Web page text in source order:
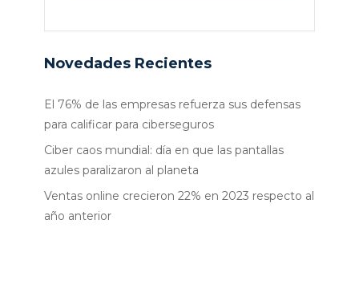
Novedades Recientes
El 76% de las empresas refuerza sus defensas
para calificar para ciberseguros
Ciber caos mundial: día en que las pantallas
azules paralizaron al planeta
Ventas online crecieron 22% en 2023 respecto al
año anterior